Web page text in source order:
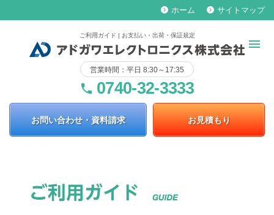
keyboard_arrow_right ホーム keyboard_arrow_right サイトマップ
ご利用ガイド | お支払い・出荷・保証規定
営業時間：平日 8:30～17:35
phone 0740-32-3333
お問い合わせ・資料請求 お見積もり